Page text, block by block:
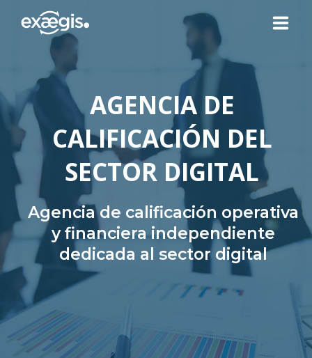
¿QUIÉNES SOMOS?
NUESTRAS OFERTAS
CONTACTO
SU ESPACIO
ES FR IT
Agencia de calificación operativa
y financiera independiente
dedicada al sector digital
AGENCIA DE
CALIFICACIÓN DEL
SECTOR DIGITAL